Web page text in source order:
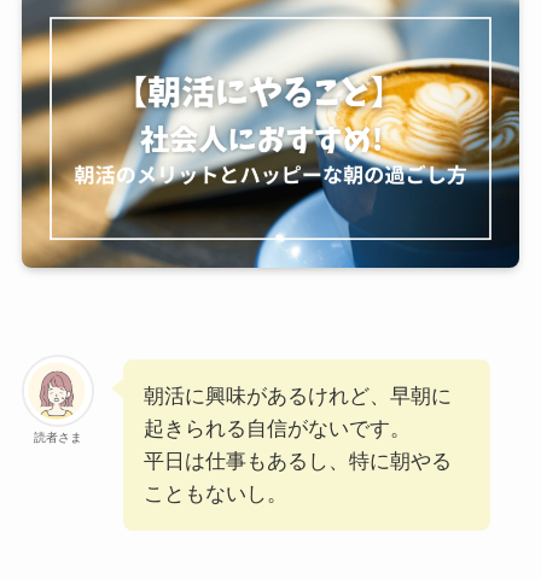
読者さま
朝活に興味があるけれど、早朝に
起きられる自信がないです。
平日は仕事もあるし、特に朝やる
こともないし。